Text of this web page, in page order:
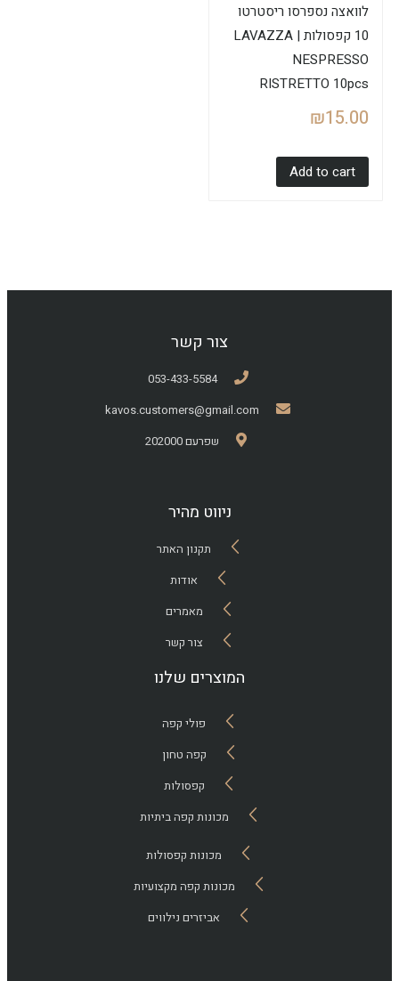
לוואצה נספרסו ריסטרטו
10 קפסולות | LAVAZZA
NESPRESSO
RISTRETTO 10pcs
₪15.00
Add to cart
צור קשר
053-433-5584
kavos.customers@gmail.com
שפרעם 202000
ניווט מהיר
תקנון האתר
אודות
מאמרים
צור קשר
המוצרים שלנו
פולי קפה
קפה טחון
קפסולות
מכונות קפה ביתיות
מכונות קפסולות
מכונות קפה מקצועיות
אביזרים נילווים